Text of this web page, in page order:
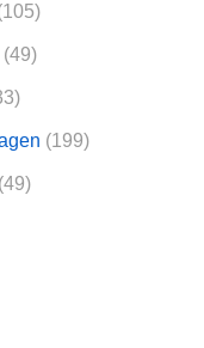
(49)
(199)
(49)